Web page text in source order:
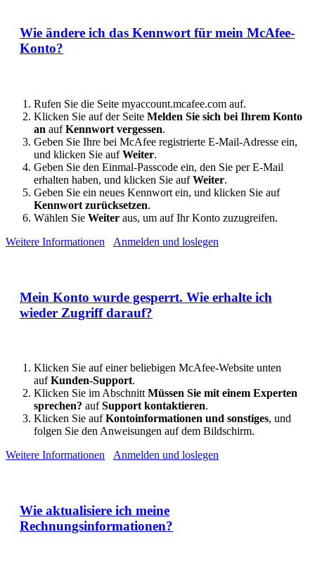
Wie ändere ich das Kennwort für mein McAfee-
Konto?
Rufen Sie die Seite myaccount.mcafee.com auf.
Klicken Sie auf der Seite Melden Sie sich bei Ihrem Konto
an aufKennwort vergessen.
Geben Sie Ihre bei McAfee registrierte E-Mail-Adresse ein,
und klicken Sie aufWeiter.
Geben Sie den Einmal-Passcode ein, den Sie per E-Mail
erhalten haben, und klicken Sie aufWeiter.
Geben Sie ein neues Kennwort ein, und klicken Sie auf
Kennwort zurücksetzen.
Wählen Sie Weiter aus, um auf Ihr Konto zuzugreifen.
Weitere Informationen
Anmelden und loslegen
Mein Konto wurde gesperrt. Wie erhalte ich
wieder Zugriff darauf?
Klicken Sie auf einer beliebigen McAfee-Website unten
aufKunden-Support.
Klicken Sie im AbschnittMüssen Sie mit einem Experten
sprechen? aufSupport kontaktieren.
Klicken Sie aufKontoinformationen und sonstiges, und
folgen Sie den Anweisungen auf dem Bildschirm.
Weitere Informationen
Anmelden und loslegen
Wie aktualisiere ich meine
Rechnungsinformationen?